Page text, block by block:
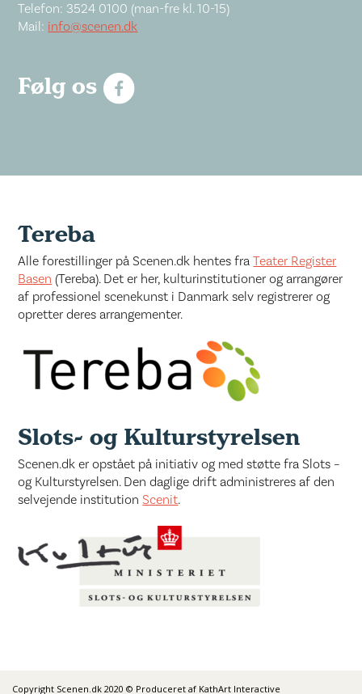
Telefon: 3524 0100 (man-fre kl. 10-15)
Mail: info@scenen.dk
Følg os
Tereba
Alle forestillinger på Scenen.dk hentes fraTeater Register
Basen (Tereba). Det er her, kulturinstitutioner og arrangører
af professionel scenekunst i Danmark selv registrerer og
opretter deres arrangementer.
Slots- og Kulturstyrelsen
Scenen.dk er opstået på initiativ og med støtte fra Slots –
og Kulturstyrelsen. Den daglige drift administreres af den
selvejende institutionScenit.
Copyright Scenen.dk 2020 © Produceret af KathArt Interactive